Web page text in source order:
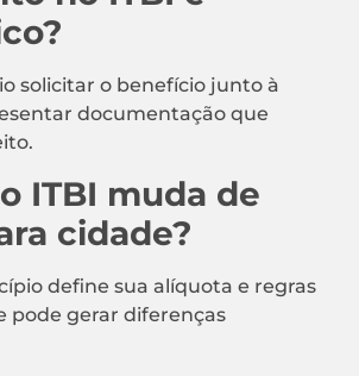
solicitar o benefício junto à
documentação que
ITBI muda de
cidade?
define sua alíquota e regras
pode gerar diferenças